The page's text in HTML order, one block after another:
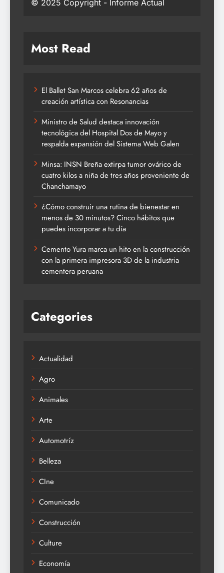
© 2025 Copyright - Informe Actual
Most Read
El Ballet San Marcos celebra 62 años de
creación artística con Resonancias
Ministro de Salud destaca innovación
tecnológica del Hospital Dos de Mayo y
respalda expansión del Sistema Web Galen
Minsa: INSN Breña extirpa tumor ovárico de
cuatro kilos a niña de tres años proveniente de
Chanchamayo
¿Cómo construir una rutina de bienestar en
menos de 30 minutos? Cinco hábitos que
puedes incorporar a tu día
Cemento Yura marca un hito en la construcción
con la primera impresora 3D de la industria
cementera peruana
Categories
Actualidad
Agro
Animales
Arte
Automotríz
Belleza
CIne
Comunicado
Construcción
Culture
Economía